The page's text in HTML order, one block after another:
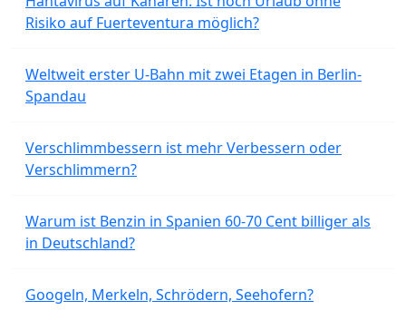
Risiko auf Fuerteventura möglich?
Weltweit erster U-Bahn mit zwei Etagen in Berlin-
Spandau
Verschlimmbessern ist mehr Verbessern oder
Verschlimmern?
Warum ist Benzin in Spanien 60-70 Cent billiger als
in Deutschland?
Googeln, Merkeln, Schrödern, Seehofern?